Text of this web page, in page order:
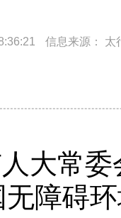
信息来源： 太
大常
无障碍